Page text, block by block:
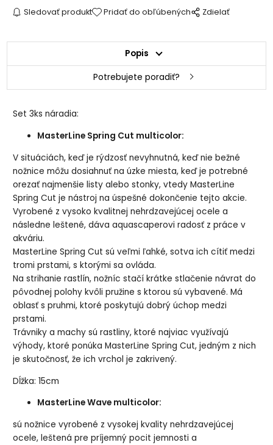
Sledovať produkt Pridať do obľúbených Zdielať
Popis
Potrebujete poradiť?
Set 3ks náradia:
MasterLine Spring Cut multicolor:
V situáciách, keď je rýdzosť nevyhnutná, keď nie bežné
nožnice môžu dosiahnuť na úzke miesta, keď je potrebné
orezať najmenšie listy alebo stonky, vtedy MasterLine
Spring Cut je nástroj na úspešné dokončenie tejto akcie.
Vyrobené z vysoko kvalitnej nehrdzavejúcej ocele a
následne leštené, dáva aquascaperovi radosť z práce v
akváriu.
MasterLine Spring Cut sú veľmi ľahké, sotva ich cítiť medzi
tromi prstami, s ktorými sa ovláda.
Na strihanie rastlín, nožníc stačí krátke stlačenie návrat do
pôvodnej polohy kvôli pružine s ktorou sú vybavené. Má
oblasť s pruhmi, ktoré poskytujú dobrý úchop medzi
prstami.
Trávniky a machy sú rastliny, ktoré najviac využívajú
výhody, ktoré ponúka MasterLine Spring Cut, jedným z nich
je skutočnosť, že ich vrchol je zakrivený.
Dĺžka: 15cm
MasterLine Wave multicolor:
sú nožnice vyrobené z vysokej kvality nehrdzavejúcej
ocele, leštená pre príjemný pocit jemnosti a